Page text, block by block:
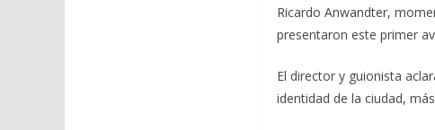
Ricardo Anwandter,
presentaron este primer
El director y guionista
identidad de la ciudad,